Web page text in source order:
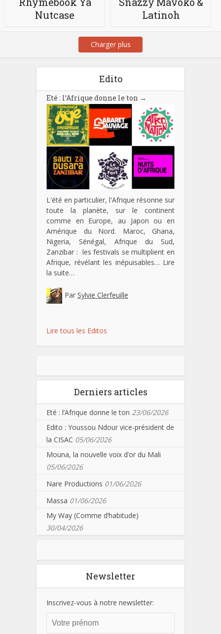
Nutcase
Latinoh
Charger plus
Edito
Eté : l’Afrique donne le ton →
L'été en particulier, l'Afrique résonne sur
toute la planète, sur le continent
comme en Europe, au Japon ou en
Amérique du Nord. Maroc, Ghana,
Nigeria, Sénégal, Afrique du Sud,
Zanzibar : les festivals se multiplient en
Afrique, révélant les inépuisables… Lire
la suite…
Par Sylvie Clerfeuille
Lire tous les Editos
Derniers articles
Eté : l’Afrique donne le ton 23/06/2026
Edito : Youssou Ndour vice-président de
la CISAC 05/06/2026
Mouna, la nouvelle voix d’or du Mali
05/06/2026
Nare Productions 01/06/2026
Massa 01/06/2026
My Way (Comme d’habitude)
30/04/2026
Newsletter
Inscrivez-vous à notre newsletter: